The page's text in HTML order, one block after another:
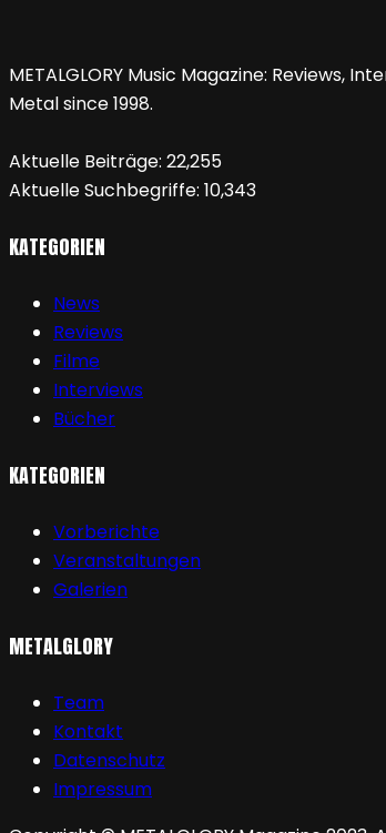
METALGLORY Music Magazine: Reviews,
Metal since 1998.
Aktuelle Beiträge: 22,255
Aktuelle Suchbegriffe: 10,343
KATEGORIEN
News
Reviews
Filme
Interviews
Bücher
KATEGORIEN
Vorberichte
Veranstaltungen
Galerien
METALGLORY
Team
Kontakt
Datenschutz
Impressum